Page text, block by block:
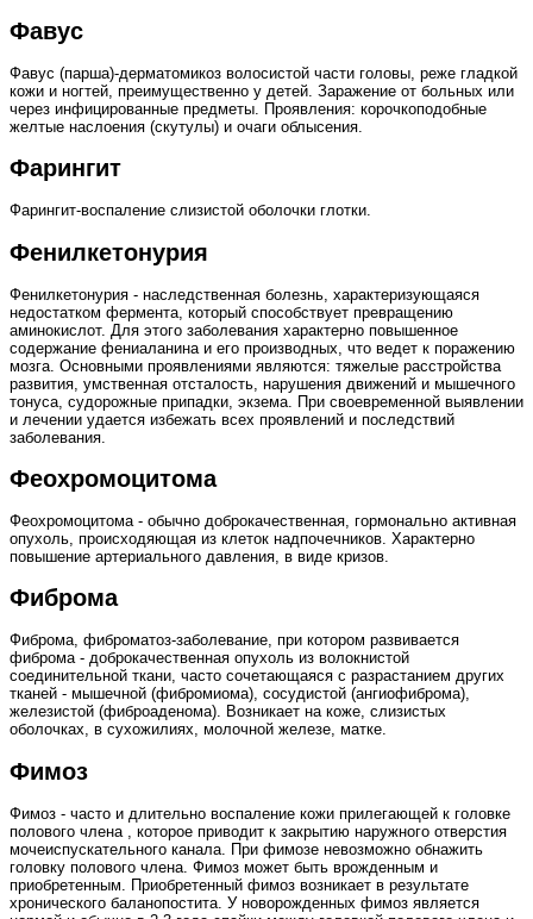
Фавус
Фавус (парша)-дерматомикоз волосистой части головы, реже гладкой
кожи и ногтей, преимущественно у детей. Заражение от больных или
через инфицированные предметы. Проявления: корочкоподобные
желтые наслоения (скутулы) и очаги облысения.
Фарингит
Фарингит-воспаление слизистой оболочки глотки.
Фенилкетонурия
Фенилкетонурия - наследственная болезнь, характеризующаяся
недостатком фермента, который способствует превращению
аминокислот. Для этого заболевания характерно повышенное
содержание фениаланина и его производных, что ведет к поражению
мозга. Основными проявлениями являются: тяжелые расстройства
развития, умственная отсталость, нарушения движений и мышечного
тонуса, судорожные припадки, экзема. При своевременной выявлении
и лечении удается избежать всех проявлений и последствий
заболевания.
Феохромоцитома
Феохромоцитома - обычно доброкачественная, гормонально активная
опухоль, происходяющая из клеток надпочечников. Характерно
повышение артериального давления, в виде кризов.
Фиброма
Фиброма, фиброматоз-заболевание, при котором развивается
фиброма - доброкачественная опухоль из волокнистой
соединительной ткани, часто сочетающаяся с разрастанием других
тканей - мышечной (фибромиома), сосудистой (ангиофиброма),
железистой (фиброаденома). Возникает на коже, слизистых
оболочках, в сухожилиях, молочной железе, матке.
Фимоз
Фимоз - часто и длительно воспаление кожи прилегающей к головке
полового члена , которое приводит к закрытию наружного отверстия
мочеиспускательного канала. При фимозе невозможно обнажить
головку полового члена. Фимоз может быть врожденным и
приобретенным. Приобретенный фимоз возникает в результате
хронического баланопостита. У новорожденных фимоз является